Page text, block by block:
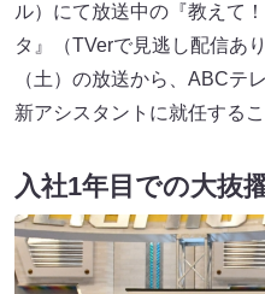
ル）にて放送中の『教えて
タ』（TVerで見逃し配信あ
（土）の放送から、ABCテ
新アシスタントに就任する
入社1年目での大抜